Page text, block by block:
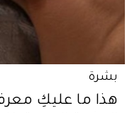
بشرة
هذا ما عليكِ